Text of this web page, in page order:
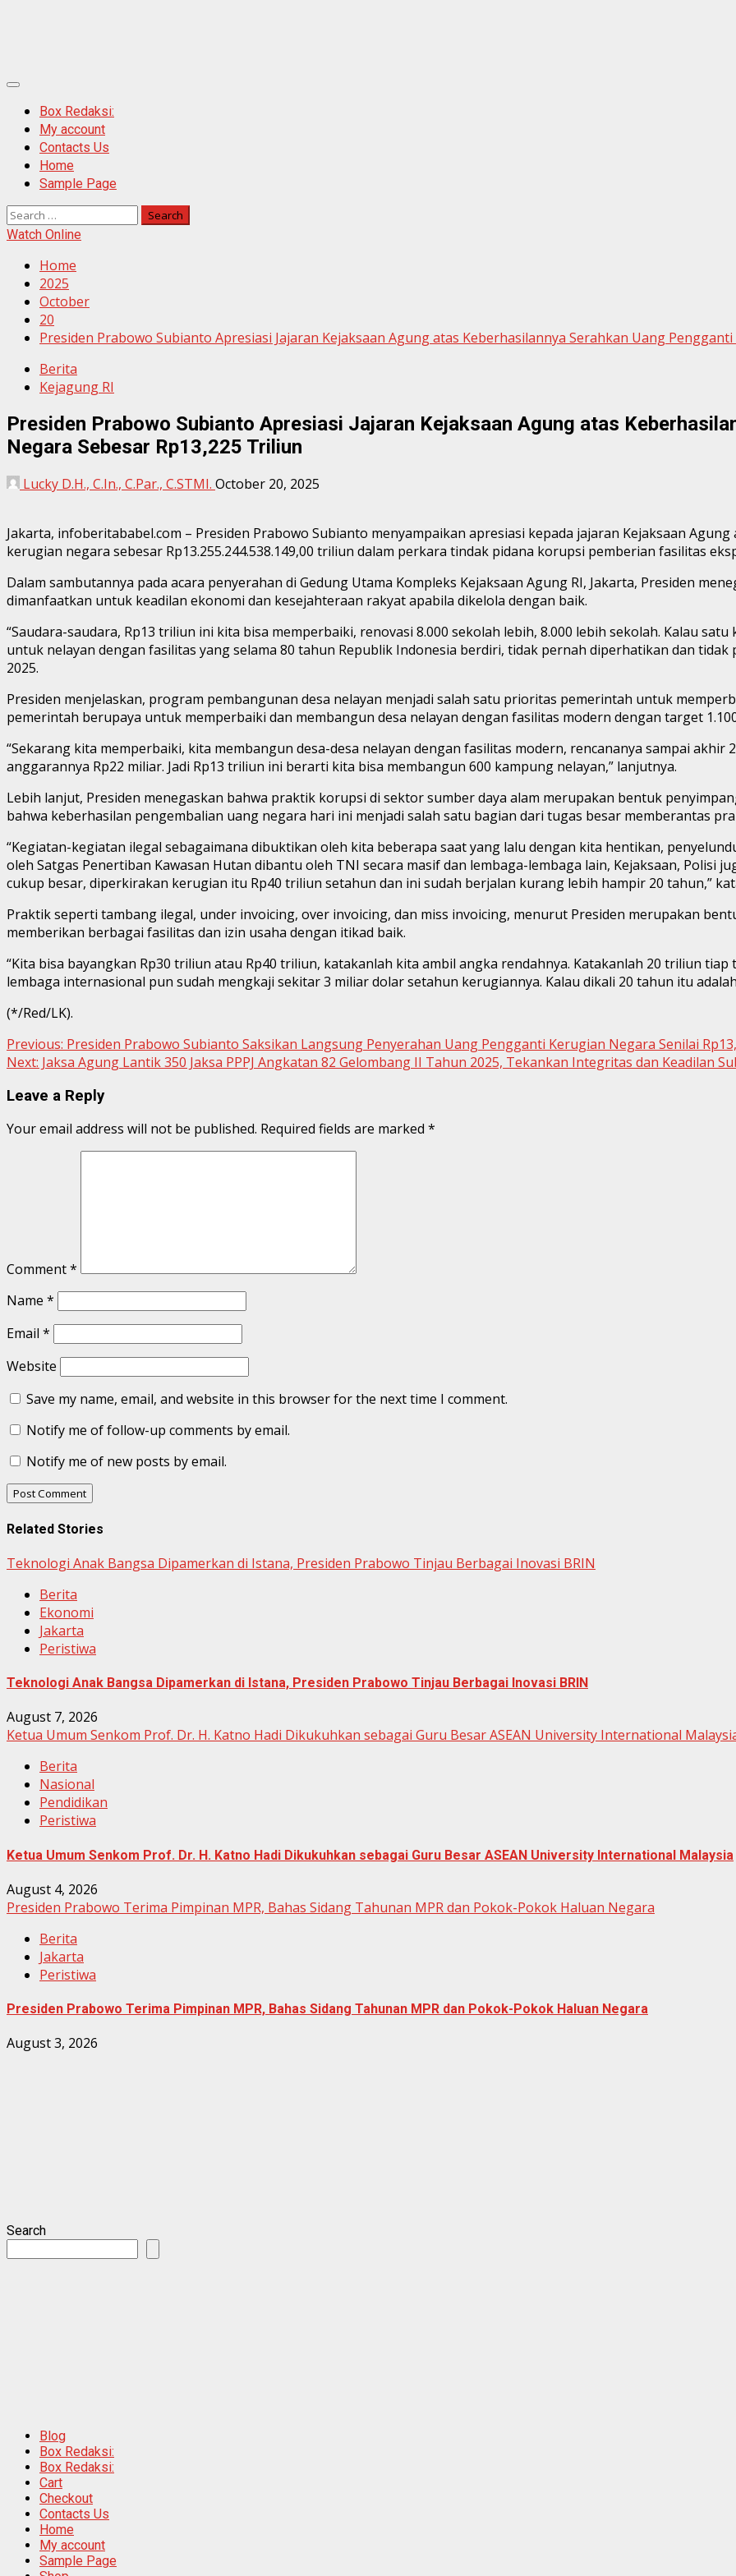
Primary
MenuBox Redaksi:
My account
Contacts Us
Home
Sample Page
Search
for:
Watch Online
Home
2025
October
20
Presiden Prabowo Subianto Apresiasi Jajaran Kejaksaan Agung atas Keberhasilannya Serahkan Uang
Berita
Kejagung RI
Presiden Prabowo Subianto Apresiasi Jajaran Kejaksaan Agung atas
Negara Sebesar Rp13,225 Triliun
Lucky D.H., C.In., C.Par., C.STMI. October 20, 2025
Jakarta, infoberitababel.com – Presiden Prabowo Subianto menyampaikan apresiasi kepada jajaran Kejaksaan
kerugian negara sebesar Rp13.255.244.538.149,00 triliun dalam perkara tindak pidana korupsi pemberian fasilitas
Dalam sambutannya pada acara penyerahan di Gedung Utama Kompleks Kejaksaan Agung RI, Jakarta, Presiden
dimanfaatkan untuk keadilan ekonomi dan kesejahteraan rakyat apabila dikelola dengan baik.
“Saudara-saudara, Rp13 triliun ini kita bisa memperbaiki, renovasi 8.000 sekolah lebih, 8.000 lebih sekolah. Kalau
untuk nelayan dengan fasilitas yang selama 80 tahun Republik Indonesia berdiri, tidak pernah diperhatikan dan tidak
2025.
Presiden menjelaskan, program pembangunan desa nelayan menjadi salah satu prioritas pemerintah untuk
pemerintah berupaya untuk memperbaiki dan membangun desa nelayan dengan fasilitas modern dengan target
“Sekarang kita memperbaiki, kita membangun desa-desa nelayan dengan fasilitas modern, rencananya sampai akhir
anggarannya Rp22 miliar. Jadi Rp13 triliun ini berarti kita bisa membangun 600 kampung nelayan,” lanjutnya.
Lebih lanjut, Presiden menegaskan bahwa praktik korupsi di sektor sumber daya alam merupakan bentuk
bahwa keberhasilan pengembalian uang negara hari ini menjadi salah satu bagian dari tugas besar memberantas
“Kegiatan-kegiatan ilegal sebagaimana dibuktikan oleh kita beberapa saat yang lalu dengan kita hentikan,
oleh Satgas Penertiban Kawasan Hutan dibantu oleh TNI secara masif dan lembaga-lembaga lain, Kejaksaan, Polisi
cukup besar, diperkirakan kerugian itu Rp40 triliun setahun dan ini sudah berjalan kurang lebih hampir 20 tahun,”
Praktik seperti tambang ilegal, under invoicing, over invoicing, dan miss invoicing, menurut Presiden merupakan
memberikan berbagai fasilitas dan izin usaha dengan itikad baik.
“Kita bisa bayangkan Rp30 triliun atau Rp40 triliun, katakanlah kita ambil angka rendahnya. Katakanlah 20 triliun
lembaga internasional pun sudah mengkaji sekitar 3 miliar dolar setahun kerugiannya. Kalau dikali 20 tahun itu
(*/Red/LK).
Continue
Reading
Previous: Presiden Prabowo Subianto Saksikan Langsung Penyerahan Uang Pengganti Kerugian Negara Senilai
Next: Jaksa Agung Lantik 350 Jaksa PPPJ Angkatan 82 Gelombang II Tahun 2025, Tekankan Integritas dan Keadilan
Leave a Reply
Your email address will not be published. Required fields are marked *
Comment*
Name *
Email *
Website
Save my name, email, and website in this browser for the next time I comment.
Notify me of follow-up comments by email.
Notify me of new posts by email.
Related Stories
Teknologi Anak Bangsa Dipamerkan di Istana, Presiden Prabowo Tinjau Berbagai Inovasi BRIN
Berita
Ekonomi
Jakarta
Peristiwa
Teknologi Anak Bangsa Dipamerkan di Istana, Presiden Prabowo Tinjau Berbagai Inovasi BRIN
August 7, 2026
Ketua Umum Senkom Prof. Dr. H. Katno Hadi Dikukuhkan sebagai Guru Besar ASEAN University International
Berita
Nasional
Pendidikan
Peristiwa
Ketua Umum Senkom Prof. Dr. H. Katno Hadi Dikukuhkan sebagai Guru Besar ASEAN University International Malaysia
August 4, 2026
Presiden Prabowo Terima Pimpinan MPR, Bahas Sidang Tahunan MPR dan Pokok-Pokok Haluan Negara
Berita
Jakarta
Peristiwa
Presiden Prabowo Terima Pimpinan MPR, Bahas Sidang Tahunan MPR dan Pokok-Pokok Haluan Negara
August 3, 2026
Search
Blog
Box Redaksi:
Box Redaksi:
Cart
Checkout
Contacts Us
Home
My account
Sample Page